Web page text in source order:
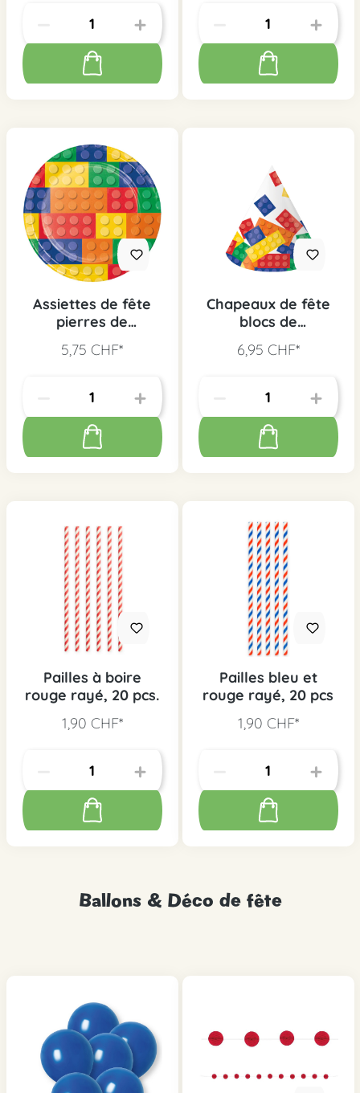
Assiettes de fête
pierres de
5,75 CHF*
Chapeaux de fête
blocs de
6,95 CHF*
Pailles à boire
rouge rayé, 20 pcs.
1,90 CHF*
Pailles bleu et
rouge rayé, 20 pcs
1,90 CHF*
Ballons & Déco de fête